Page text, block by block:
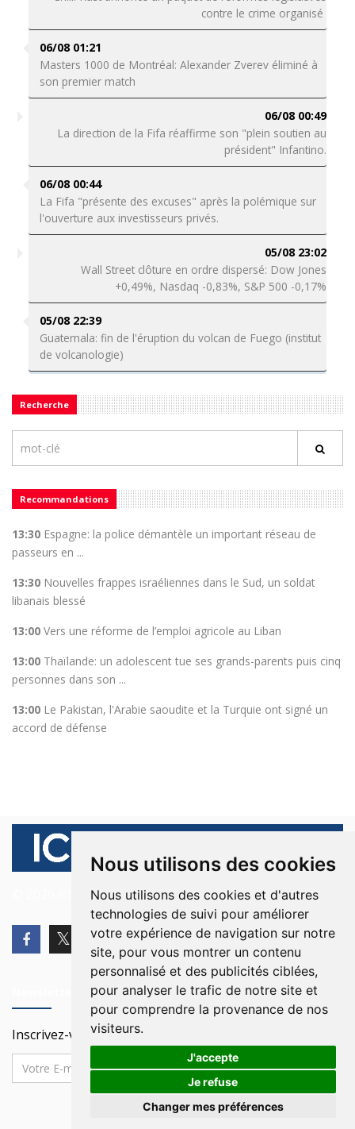
Nous utilisons des cookies
Nous utilisons des cookies et d'autres
technologies de suivi pour améliorer
votre expérience de navigation sur notre
site, pour vous montrer un contenu
personnalisé et des publicités ciblées,
pour analyser le trafic de notre site et
pour comprendre la provenance de nos
visiteurs.
J'accepte
Je refuse
Changer mes préférences
contre le crime organisé
06/08 01:21
Masters 1000 de Montréal: Alexander Zverev éliminé à
son premier match
06/08 00:49
La direction de la Fifa réaffirme son "plein soutien au
président" Infantino.
06/08 00:44
La Fifa "présente des excuses" après la polémique sur
l'ouverture aux investisseurs privés.
05/08 23:02
Wall Street clôture en ordre dispersé: Dow Jones
+0,49%, Nasdaq -0,83%, S&P 500 -0,17%
05/08 22:39
Guatemala: fin de l'éruption du volcan de Fuego (institut
de volcanologie)
Recherche
Recommandations
13:30 Espagne: la police démantèle un important réseau de
passeurs en ...
13:30 Nouvelles frappes israéliennes dans le Sud, un soldat
libanais blessé
13:00 Vers une réforme de l’emploi agricole au Liban
13:00 Thaïlande: un adolescent tue ses grands-parents puis cinq
personnes dans son ...
13:00 Le Pakistan, l'Arabie saoudite et la Turquie ont signé un
accord de défense
© 2026 Ici Beyrouth. Tous les droits sont réservés.
Inscrivez-vous à notre Newsletter